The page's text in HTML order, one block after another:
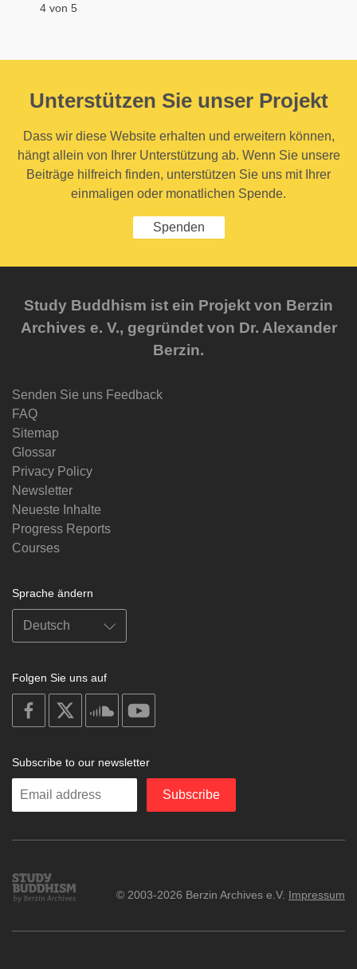
4 von 5
Unterstützen Sie unser Projekt
Dass wir diese Website erhalten und erweitern können,
hängt allein von Ihrer Unterstützung ab. Wenn Sie unsere
Beiträge hilfreich finden, unterstützen Sie uns mit Ihrer
einmaligen oder monatlichen Spende.
Spenden
Study Buddhism ist ein Projekt von Berzin
Archives e. V., gegründet von Dr. Alexander
Berzin.
Senden Sie uns Feedback
FAQ
Sitemap
Glossar
Privacy Policy
Newsletter
Neueste Inhalte
Progress Reports
Courses
Sprache ändern
Folgen Sie uns auf
on
facebook
soundcloud
Subscribe to our newsletter
Enter
Subscribe
Study
Buddhism
© 2003-2026 Berzin Archives e.V. Impressum